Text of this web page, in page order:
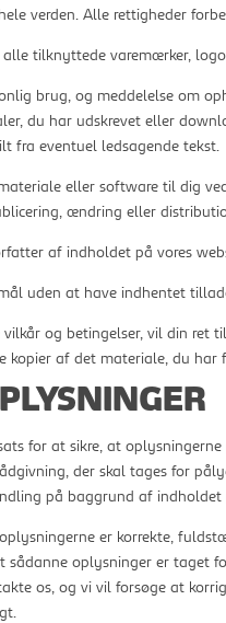
verden. Alle rettigheder
tilknyttede varemærker,
brug, og meddelelse om
du har udskrevet eller
fra eventuel ledsagende tekst.
eller software til dig
ændring eller
af indholdet på vores
uden at have indhentet
og betingelser, vil din ret
kopier af det materiale, du har
for at sikre, at
der skal tages for
på baggrund af indholdet
er korrekte,
oplysninger er taget
os, og vi vil forsøge at